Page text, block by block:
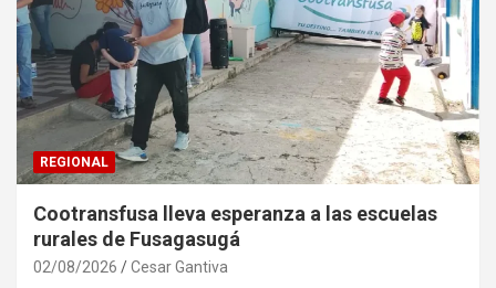
REGIONAL
Cootransfusa lleva esperanza a las escuelas
rurales de Fusagasugá
02/08/2026 Cesar Gantiva